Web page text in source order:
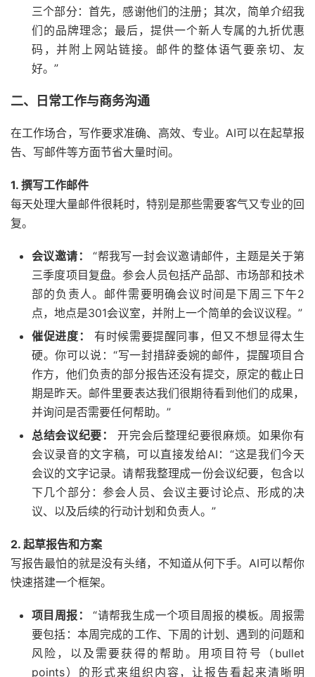
三个部分：首先，感谢他们的注册；其次，简单介绍我
们的品牌理念；最后，提供一个新人专属的九折优惠
码，并附上网站链接。邮件的整体语气要亲切、友
好。”
二、日常工作与商务沟通
在工作场合，写作要求准确、高效、专业。AI可以在起草报
告、写邮件等方面节省大量时间。
1. 撰写工作邮件
每天处理大量邮件很耗时，特别是那些需要客气又专业的回
复。
会议邀请：
“帮我写一封会议邀请邮件，主题是关于第
三季度项目复盘。参会人员包括产品部、市场部和技术
部的负责人。邮件需要明确会议时间是下周三下午2
点，地点是301会议室，并附上一个简单的会议议程。”
催促进度：
有时候需要提醒同事，但又不想显得太生
硬。你可以说：“写一封措辞委婉的邮件，提醒项目合
作方，他们负责的部分报告还没有提交，原定的截止日
期是昨天。邮件里要表达我们很期待看到他们的成果，
并询问是否需要任何帮助。”
总结会议纪要：
开完会后整理纪要很麻烦。如果你有
会议录音的文字稿，可以直接发给AI：“这是我们今天
会议的文字记录。请帮我整理成一份会议纪要，包含以
下几个部分：参会人员、会议主要讨论点、形成的决
议、以及后续的行动计划和负责人。”
2. 起草报告和方案
写报告最怕的就是没有头绪，不知道从何下手。AI可以帮你
快速搭建一个框架。
项目周报：
“请帮我生成一个项目周报的模板。周报需
要包括：本周完成的工作、下周的计划、遇到的问题和
风险，以及需要获得的帮助。用项目符号（bullet
points）的形式来组织内容，让报告看起来清晰明